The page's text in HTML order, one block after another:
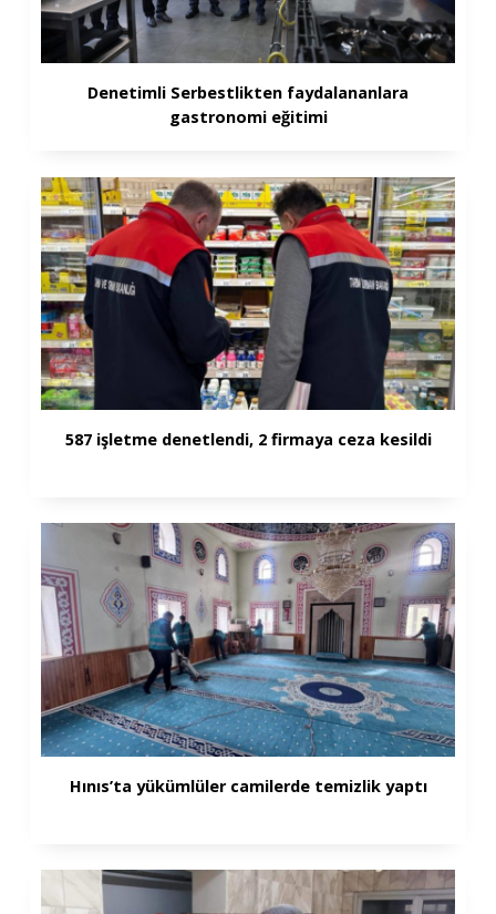
Denetimli Serbestlikten faydalananlara
gastronomi eğitimi
587 işletme denetlendi, 2 firmaya ceza kesildi
Hınıs’ta yükümlüler camilerde temizlik yaptı